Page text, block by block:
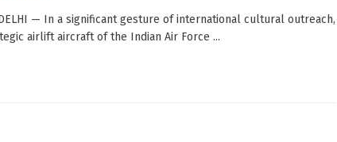
— In a significant gesture of international cultural outreach,
airlift aircraft of the Indian Air Force ...